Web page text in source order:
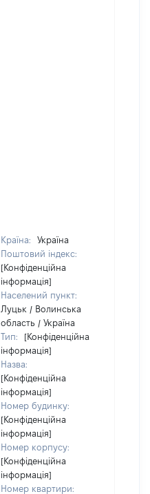
Країна:
Україна
Поштовий індекс:
[Конфіденційна
інформація]
Населений пункт:
Луцьк / Волинська
область / Україна
Тип:
[Конфіденційна
інформація]
Назва:
[Конфіденційна
інформація]
Номер будинку:
[Конфіденційна
інформація]
Номер корпусу:
[Конфіденційна
інформація]
Номер квартири: